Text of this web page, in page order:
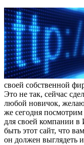
своей собственной
Это не так, сейчас
любой новичок,
же сегодня посмотрим
для своей компании в
быть этот сайт, что
он должен выглядеть